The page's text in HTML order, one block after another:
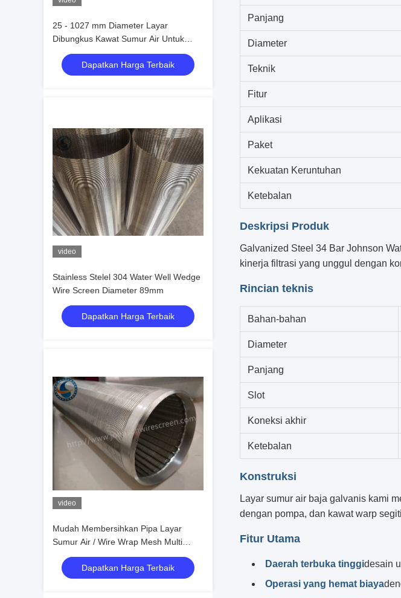
25 - 1027 mm Diameter Layar
Dibungkus Kawat Sumur Air Untuk
Filter Pasir
Dapatkan Harga Terbaik
video
Stainless Stelel 304 Water Well Wedge
Wire Screen Diameter 89mm
Dapatkan Harga Terbaik
video
Mudah Membersihkan Pipa Layar
Sumur Air / Wire Wrap Mesh Multi
Fungsi
Dapatkan Harga Terbaik
Panjang
Diameter
Teknik
Fitur
Aplikasi
Paket
Kekuatan Keruntuhan
Ketebalan
Deskripsi Produk
Galvanized Steel 34 Bar Johnson
kinerja filtrasi yang unggul dengan
Rincian teknis
Bahan-bahan
Diameter
Panjang
Slot
Koneksi akhir
Ketebalan
Konstruksi
Layar sumur air baja galvanis kami
dengan pompa, dan kawat warp
Fitur Utama
Daerah terbuka tinggidesain
Operasi yang hemat biaya